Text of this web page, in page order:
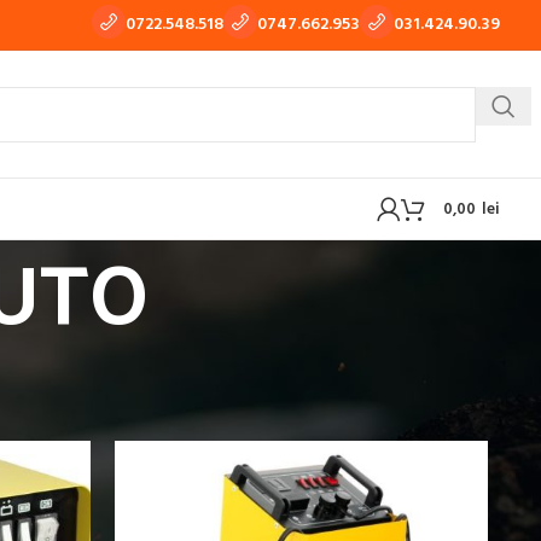
0722.548.518 0747.662.953 031.424.90.39
WIG
APARATE DE TRAS TABLA, TINICHIGERIE AUTO
0,00 lei